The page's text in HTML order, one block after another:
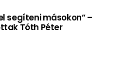
segíteni másokon” –
Tóth Péter